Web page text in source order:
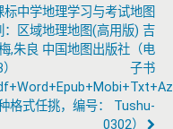
标中学地理学习与考试地图
：区域地理地图(高用版) 吉
,朱良 中国地图出版社（电
子书
格式任挑，编号： Tushu-
0302）